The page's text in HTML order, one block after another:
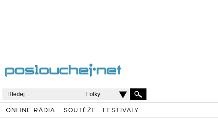
Fotky
ONLINE RÁDIA SOUTĚŽE FESTIVALY